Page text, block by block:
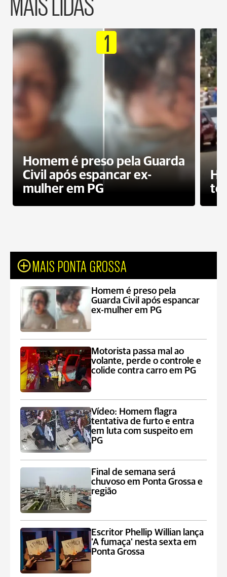
1
Homem é preso pela Guarda
Civil após espancar ex-
mulher em PG
MAIS PONTA GROSSA
Homem é preso pela
Guarda Civil após espancar
ex-mulher em PG
Motorista passa mal ao
volante, perde o controle e
colide contra carro em PG
Vídeo: Homem flagra
tentativa de furto e entra
em luta com suspeito em
PG
Final de semana será
chuvoso em Ponta Grossa e
região
Escritor Phellip Willian lança
'A fumaça' nesta sexta em
Ponta Grossa